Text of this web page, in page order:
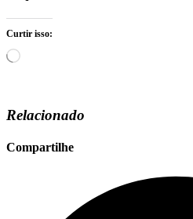
Curtir isso:
Carregando...
Relacionado
Compartilhe